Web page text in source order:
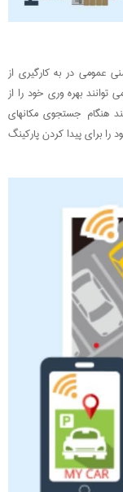
عمومی در به کارگیری از
توانند بهره وری خود را از
هنگام جستجوی مکانهای
برای پیدا کردن پارکینگ